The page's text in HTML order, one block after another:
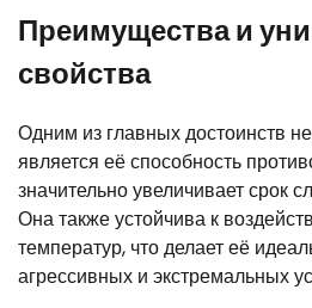
Преимущества и
свойства
Одним из главных достоинств
является её способность
значительно увеличивает срок
Она также устойчива к
температур, что делает её
агрессивных и экстремальных